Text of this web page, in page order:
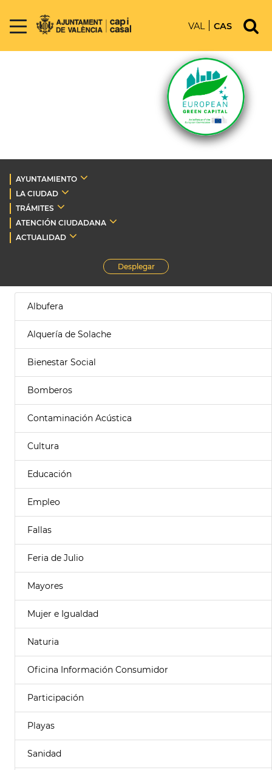
VAL CAS
AYUNTAMIENTO
LA CIUDAD
TRÁMITES
ATENCIÓN CIUDADANA
ACTUALIDAD
Desplegar
Albufera
Alquería de Solache
Bienestar Social
Bomberos
Contaminación Acústica
Cultura
Educación
Empleo
Fallas
Feria de Julio
Mayores
Mujer e Igualdad
Naturia
Oficina Información Consumidor
Participación
Playas
Sanidad